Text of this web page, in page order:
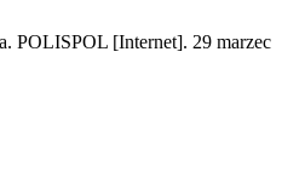
POLISPOL [Internet]. 29 marzec